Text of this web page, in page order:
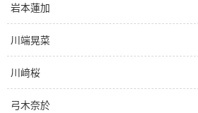
岩本蓮加
川端晃菜
川﨑桜
弓木奈於